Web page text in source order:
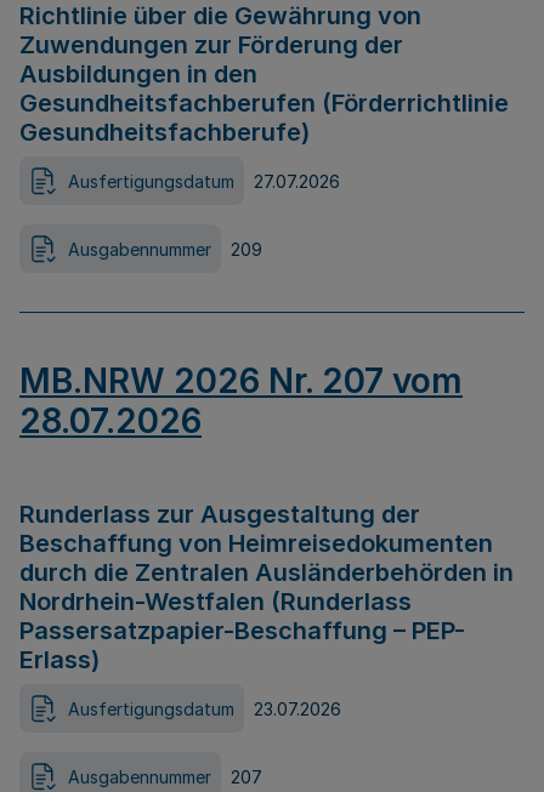
Richtlinie über die Gewährung von
Zuwendungen zur Förderung der
Ausbildungen in den
Gesundheitsfachberufen (Förderrichtlinie
Gesundheitsfachberufe)
Ausfertigungsdatum 27.07.2026
Ausgabennummer 209
MB.NRW 2026 Nr. 207 vom
28.07.2026
Runderlass zur Ausgestaltung der
Beschaffung von Heimreisedokumenten
durch die Zentralen Ausländerbehörden in
Nordrhein-Westfalen (Runderlass
Passersatzpapier-Beschaffung – PEP-
Erlass)
Ausfertigungsdatum 23.07.2026
Ausgabennummer 207